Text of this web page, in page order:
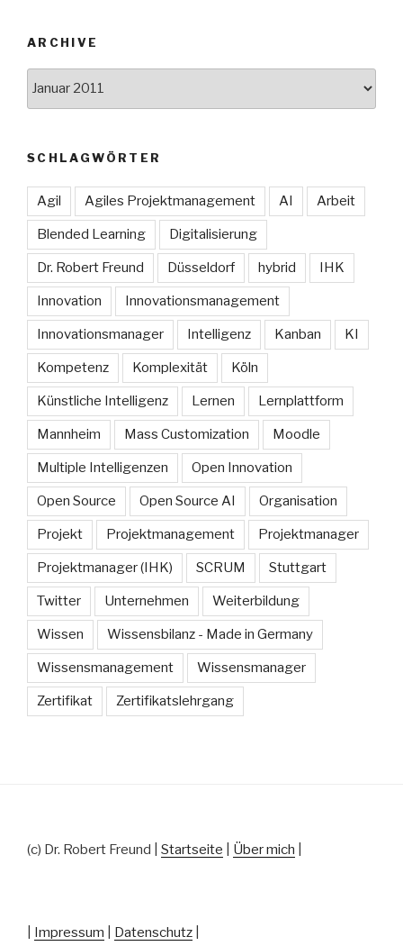
ARCHIVE
SCHLAGWÖRTER
Agil Agiles Projektmanagement AI Arbeit
Blended Learning Digitalisierung
Dr. Robert Freund Düsseldorf hybrid IHK
Innovation Innovationsmanagement
Innovationsmanager Intelligenz Kanban KI
Kompetenz Komplexität Köln
Künstliche Intelligenz Lernen Lernplattform
Mannheim Mass Customization Moodle
Multiple Intelligenzen Open Innovation
Open Source Open Source AI Organisation
Projekt Projektmanagement Projektmanager
Projektmanager (IHK) SCRUM Stuttgart
Twitter Unternehmen Weiterbildung
Wissen Wissensbilanz - Made in Germany
Wissensmanagement Wissensmanager
Zertifikat Zertifikatslehrgang
(c) Dr. Robert Freund | Startseite Über mich
Impressum Datenschutz